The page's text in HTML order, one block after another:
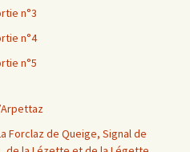
n°3
n°4
n°5
Forclaz de Queige, Signal de